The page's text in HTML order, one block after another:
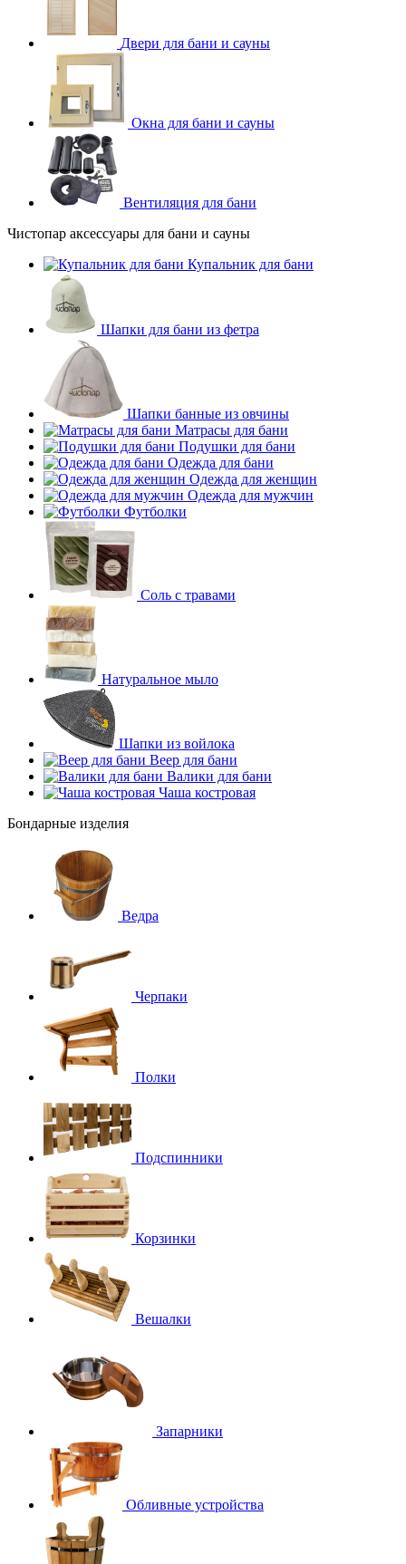
Двери для бани и сауны
Окна для бани и сауны
Вентиляция для бани
Чистопар аксессуары для бани и сауны
Купальник для бани
Шапки для бани из фетра
Шапки банные из овчины
Матрасы для бани
Подушки для бани
Одежда для бани
Одежда для женщин
Одежда для мужчин
Футболки
Соль с травами
Натуральное мыло
Шапки из войлока
Веер для бани
Валики для бани
Чаша костровая
Бондарные изделия
Ведра
Черпаки
Полки
Подспинники
Корзинки
Вешалки
Запарники
Обливные устройства